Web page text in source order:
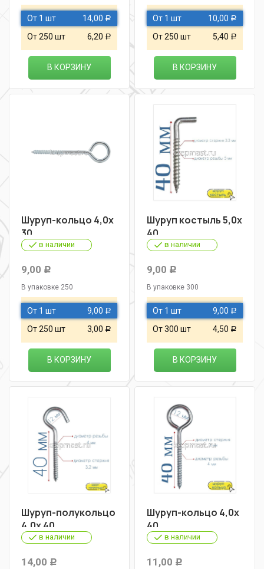
От 1 шт 14,00 Р
От 250 шт 6,20 Р
В КОРЗИНУ
От 1 шт 10,00 Р
От 250 шт 5,40 Р
В КОРЗИНУ
Шуруп-кольцо 4,0х
30
в наличии
9,00 Р
В упаковке 250
От 1 шт 9,00 Р
От 250 шт 3,00 Р
В КОРЗИНУ
Шуруп костыль 5,0х
40
в наличии
9,00 Р
В упаковке 300
От 1 шт 9,00 Р
От 300 шт 4,50 Р
В КОРЗИНУ
Шуруп-полукольцо
4,0х 40
в наличии
14,00 Р
Шуруп-кольцо 4,0х
40
в наличии
11,00 Р